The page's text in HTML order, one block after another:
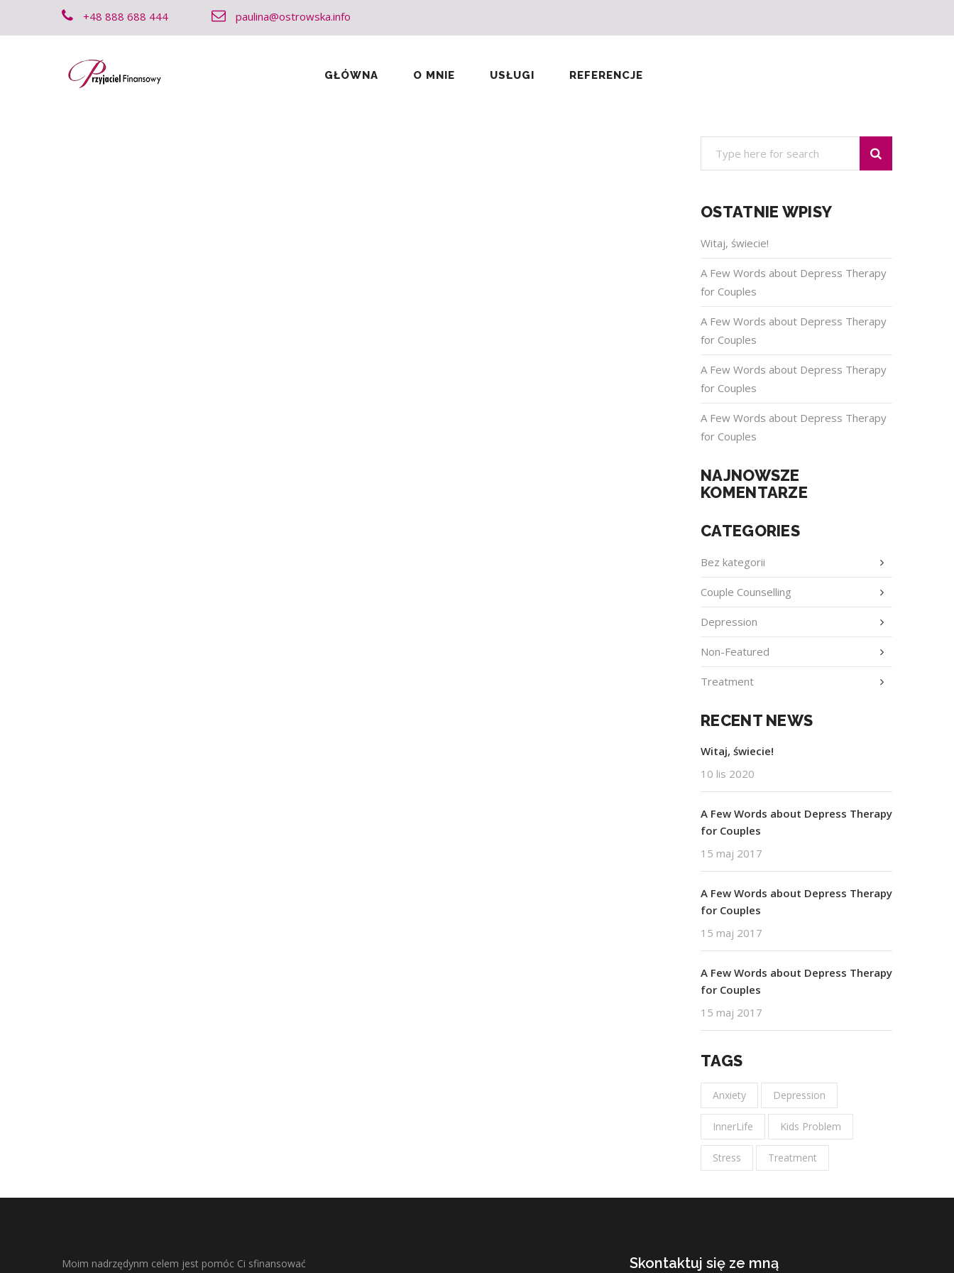
+48 888 688 444 paulina@ostrowska.info
GŁÓWNA O MNIE USŁUGI REFERENCJE
OSTATNIE WPISY
Witaj, świecie!
A Few Words about Depress Therapy
for Couples
A Few Words about Depress Therapy
for Couples
A Few Words about Depress Therapy
for Couples
A Few Words about Depress Therapy
for Couples
NAJNOWSZE
KOMENTARZE
CATEGORIES
Bez kategorii
Couple Counselling
Depression
Non-Featured
Treatment
RECENT NEWS
Witaj, świecie!
10 lis 2020
A Few Words about Depress Therapy
for Couples
15 maj 2017
A Few Words about Depress Therapy
for Couples
15 maj 2017
A Few Words about Depress Therapy
for Couples
15 maj 2017
TAGS
Anxiety Depression
InnerLife Kids Problem
Stress Treatment
Moim nadrzędynm celem jest pomóc Ci sfinansować Skontaktuj się ze mną